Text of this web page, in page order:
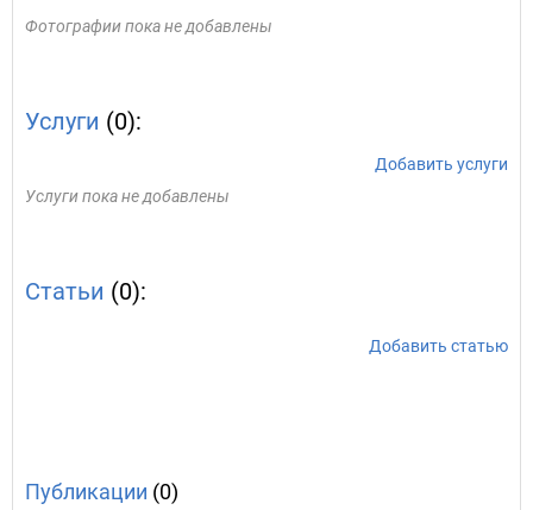
Фотографии пока не добавлены
Услуги (0):
Добавить услуги
Услуги пока не добавлены
Статьи (0):
Добавить статью
Публикации (0)